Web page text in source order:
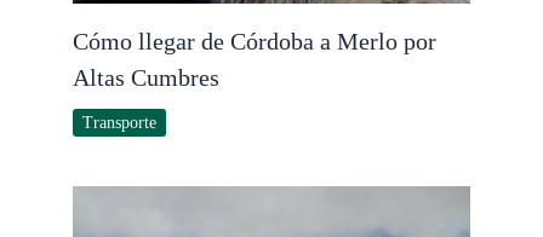
Cómo llegar de Córdoba a Merlo por
Altas Cumbres
Transporte